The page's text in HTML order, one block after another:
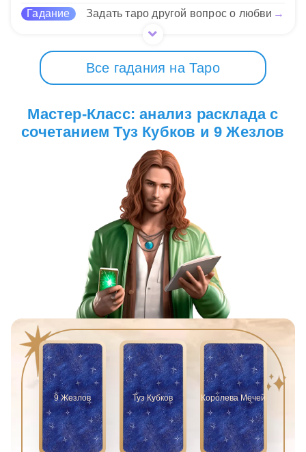
Гадание Задать таро другой вопрос о любви →
Все гадания на Таро
Мастер-Класс: анализ расклада с
сочетанием Туз Кубков и 9 Жезлов
9 Жезлов Туз Кубков Королева Мечей